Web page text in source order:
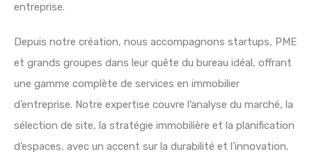
entreprise.
Depuis notre création, nous accompagnons startups, PME
et grands groupes dans leur quête du bureau idéal, offrant
une gamme complète de services en immobilier
d’entreprise. Notre expertise couvre l’analyse du marché, la
sélection de site, la stratégie immobilière et la planification
d’espaces, avec un accent sur la durabilité et l’innovation.